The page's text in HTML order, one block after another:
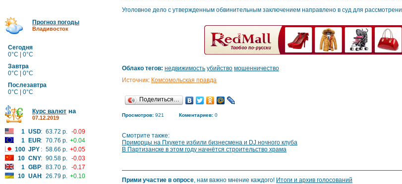
Прогноз погоды
Владивосток
Сегодня
0°C | 0°C
Завтра
0°C | 0°C
Послезавтра
0°C | 0°C
Курс валют на
07.12.2019
1 USD: 63.72 р. -0.09
1
EUR: 70.76 р. +0.04
100 JPY : 58.66 р. +0.05
10 CNY: 90.58 р. -0.03
1 GBP: 83.70 р. -0.17
10 UAH: 26.79 р. +0.10
Уголовное дело с утвержденным обвинительным заключением направлено в суд для
Облако тегов: недвижимость убийство мошенничество
Источник: Комсомольская правда
Поделиться…
Просмотров: 921 Коментариев: 0
Смотрите также:
Приморцы на Пхукете избили бизнесмена и DJ ночного клуба
В Партизанске в этом году начнётся строительство храма
Прими участие в опросе, нам важно мнение каждого! Итоги и архив голосований